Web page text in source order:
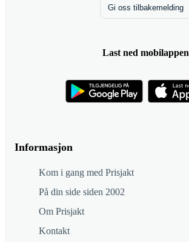
Informasjon
Kom i gang med Prisjakt
På din side siden 2002
Om Prisjakt
Kontakt
Gi oss tilbakemelding
Last ned mobilappen